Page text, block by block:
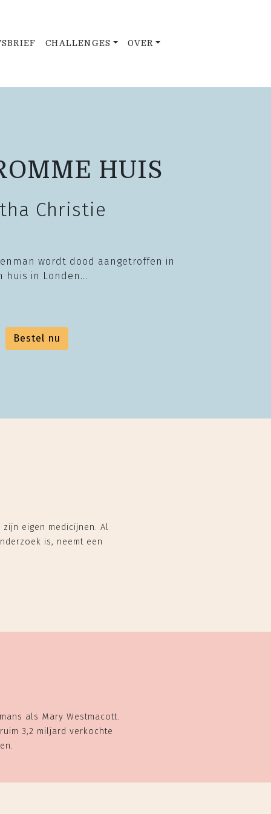
CHALLENGES OVER
HUIS
Christie
wordt dood aangetroffen in
huis in Londen...
Bestel nu
eigen medicijnen. Al
is, neemt een
als Mary Westmacott.
3,2 miljard verkochte